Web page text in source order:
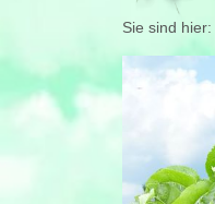
Sie sind hier: